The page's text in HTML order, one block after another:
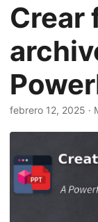
n
a
v
g
a
c
ó
n
Crear
febrero 12, 2025 ·